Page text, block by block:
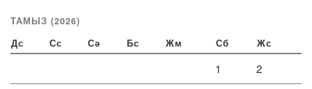
ТАМЫЗ (2026)
Дс Сс Сә Бс Жм Сб Жс
1 2